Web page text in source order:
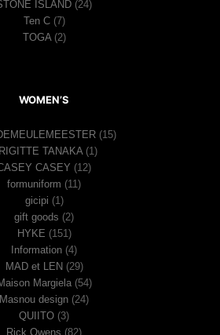
ISLAND (24)
Ten C(7)
TOGA(2)
WOMEN’S
(15)
TANAKA(1)
CASEY (12)
formuniform (11)
gicipi (1)
gift goods (2)
HYKE (151)
Information (4)
MAD et LEN (29)
Margiela(54)
Masnou design (24)
QUIITO (3)
Rick Owens (82)